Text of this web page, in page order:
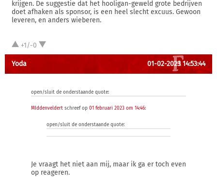
krijgen. De suggestie dat het hooligan-geweld grote bedrijven
doet afhaken als sponsor, is een heel slecht excuus. Gewoon
leveren, en anders wieberen.
+1/-0
Yoda 01-02-2023 14:53:44
open/sluit de onderstaande quote:
MIddenveldert schreef op 01 februari 2023 om 14:46:
open/sluit de onderstaande quote:
Je vraagt het niet aan mij, maar ik ga er toch even
op reageren.